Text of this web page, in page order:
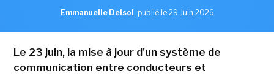
Emmanuelle Delsol , publié le 29 Juin 2026
Le 23 juin, la mise à jour d'un système de
communication entre conducteurs et